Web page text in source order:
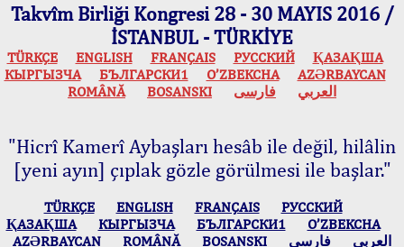
Takvîm Birliği Kongresi 28 - 30 MAYIS 2016 /
İSTANBUL - TÜRKİYE
TÜRKÇE ENGLISH FRANÇAIS РУССКИЙ
ҚАЗАҚША
КЫPГЫЗЧA
БЪЛГАРСКИ1 O’ZBEKCHA
AZӘRBAYCAN
ROMÂNĂ
BOSANSKI العربي فارسی
"Hicrî Kamerî Aybaşları hesâb ile değil, hilâlin
[yeni ayın] çıplak gözle görülmesi ile başlar."
TÜRKÇE ENGLISH FRANÇAIS
РУССКИЙ
ҚАЗАҚША
КЫPГЫЗЧA БЪЛГАРСКИ1
O’ZBEKCHA
AZӘRBAYCAN
ROMÂNĂ BOSANSKI العربي فارسی